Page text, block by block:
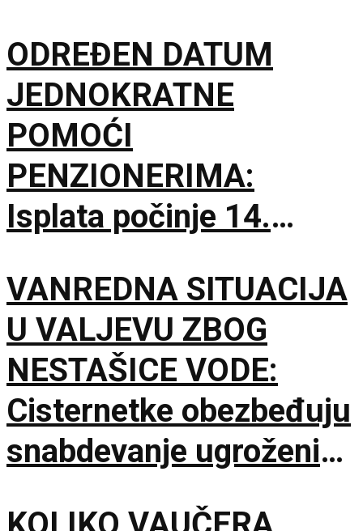
ODREĐEN DATUM
JEDNOKRATNE
POMOĆI
PENZIONERIMA:
Isplata počinje 14.
VANREDNA SITUACIJA
U VALJEVU ZBOG
NESTAŠICE VODE:
Cisternetke obezbeđuju
snabdevanje ugroženih